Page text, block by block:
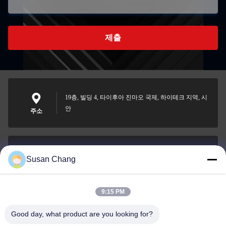
제출
주소
19층, 빌딩 4, 타이후아 진마오 국제, 하이테크 지역, 시
안
Susan@aeaxa.com
0086-13991372145
Susan Chang
9:15 PM
Good day, what product are you looking for?